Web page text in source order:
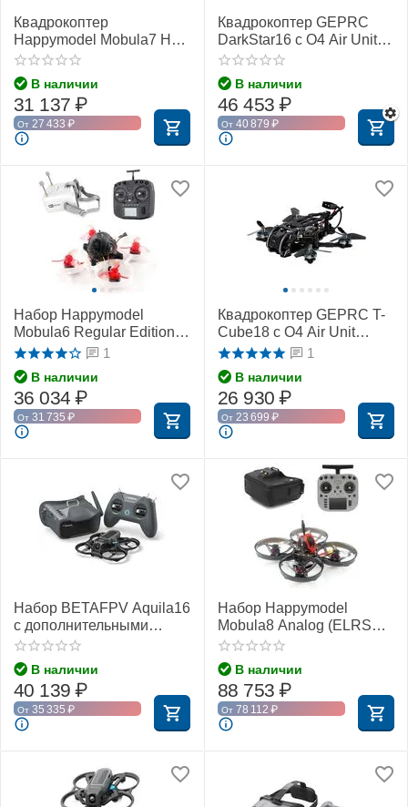
Квадрокоптер
Happymodel Mobula7 HD
с O4 Air Unit (ELRS 2,4
ГГц)
В наличии
31 137 ₽
От 27 433 ₽
Квадрокоптер GEPRC
DarkStar16 с O4 Air Unit
Pro
В наличии
46 453 ₽
От 40 879 ₽
Набор Happymodel
Mobula6 Regular Edition
(Frsky)
1
В наличии
36 034 ₽
От 31 735 ₽
Квадрокоптер GEPRC T-
Cube18 с O4 Air Unit
(ELRS 2,4 ГГц)1
В наличии
26 930 ₽
От 23 699 ₽
Набор BETAFPV Aquila16
с дополнительными
аккумуляторами
В наличии
40 139 ₽
От 35 335 ₽
Набор Happymodel
Mobula8 Analog (ELRS
2,4 ГГц)
В наличии
88 753 ₽
От 78 112 ₽